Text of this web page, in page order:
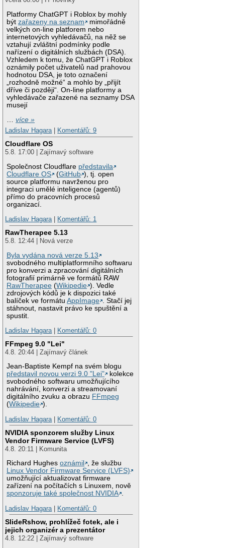
Platformy ChatGPT i Roblox by mohly
býtzařazeny na seznam
mimořádně
velkých on-line platforem nebo
internetových vyhledávačů, na něž se
vztahují zvláštní podmínky podle
nařízení o digitálních službách (DSA).
Vzhledem k tomu, že ChatGPT i Roblox
oznámily počet uživatelů nad prahovou
hodnotou DSA, je toto označení
„rozhodně možné“ a mohlo by „přijít
dříve či později“. On-line platformy a
vyhledávače zařazené na seznamy DSA
musejí
…více »
Ladislav Hagara| Komentářů: 9
Cloudflare OS
5.8. 17:00 | Zajímavý software
Společnost Cloudflare představila
Cloudflare OS
(GitHub ), tj. open
source platformu navrženou pro
integraci umělé inteligence (agentů)
přímo do pracovních procesů
organizací.
Ladislav Hagara| Komentářů: 1
RawTherapee 5.13
5.8. 12:44 | Nová verze
Byla vydána nová verze 5.13
svobodného multiplatformního softwaru
pro konverzi a zpracování digitálních
fotografií primárně ve formátů RAW
RawTherapee (Wikipedie ). Vedle
zdrojových kódů je k dispozici také
balíček ve formátuAppImage
. Stačí jej
stáhnout, nastavit právo ke spuštění a
spustit.
Ladislav Hagara| Komentářů: 0
FFmpeg 9.0 "Lei"
4.8. 20:44 | Zajímavý článek
Jean-Baptiste Kempf na svém blogu
představil novou verzi 9.0 "Lei"
kolekce
svobodného softwaru umožňujícího
nahrávání, konverzi a streamovaní
digitálního zvuku a obrazu FFmpeg
(Wikipedie ).
Ladislav Hagara| Komentářů: 0
NVIDIA sponzorem služby Linux
Vendor Firmware Service (LVFS)
4.8. 20:11 | Komunita
Richard Hughesoznámil
, že službu
Linux Vendor Firmware Service (LVFS)
umožňující aktualizovat firmware
zařízení na počítačích s Linuxem, nově
sponzoruje také společnost NVIDIA .
Ladislav Hagara| Komentářů: 0
SlideRshow, prohlížeč fotek, ale i
jejich organizér a prezentátor
4.8. 12:22 | Zajímavý software